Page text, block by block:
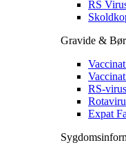
RS
Gravide &
RS-
Expat